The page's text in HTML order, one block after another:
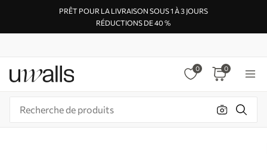
PRÊT POUR LA LIVRAISON SOUS 1 À 3 JOURS
RÉDUCTIONS DE 40 %
0 0